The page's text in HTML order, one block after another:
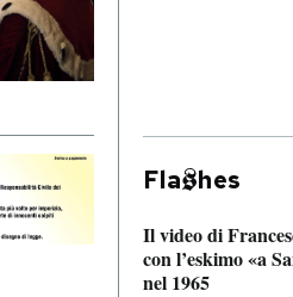
Fla hes
Il video di
con l’eskimo «a
nel 1965